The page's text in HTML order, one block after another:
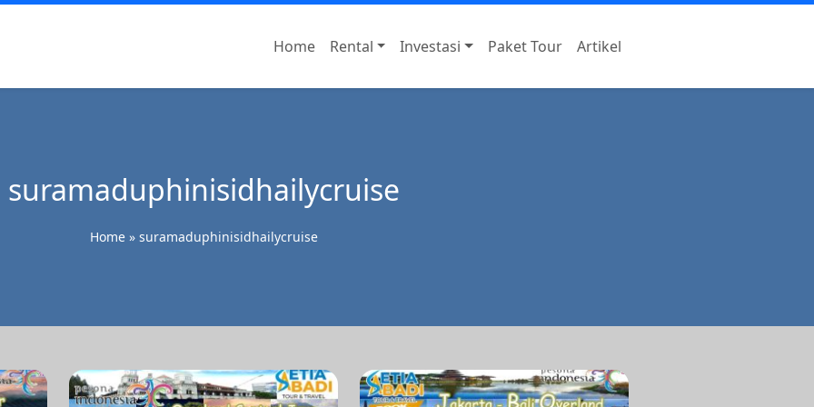
dan Rental Motor Surabaya
Home Rental Investasi Paket Tour Artikel
suramaduphinisidhailycruise
Home» suramaduphinisidhailycruise